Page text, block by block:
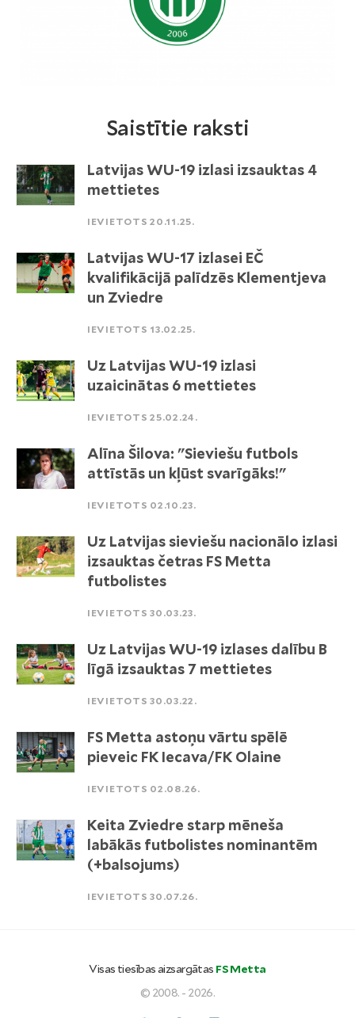
Saistītie raksti
Latvijas WU-19 izlasi izsauktas 4
mettietes
IEVIETOTS 20.11.25.
Latvijas WU-17 izlasei EČ
kvalifikācijā palīdzēs Klementjeva
un Zviedre
IEVIETOTS 13.02.25.
Uz Latvijas WU-19 izlasi
uzaicinātas 6 mettietes
IEVIETOTS 25.02.24.
Alīna Šilova: "Sieviešu futbols
attīstās un kļūst svarīgāks!"
IEVIETOTS 02.10.23.
Uz Latvijas sieviešu nacionālo izlasi
izsauktas četras FS Metta
futbolistes
IEVIETOTS 30.03.23.
Uz Latvijas WU-19 izlases dalību B
līgā izsauktas 7 mettietes
IEVIETOTS 30.03.22.
FS Metta astoņu vārtu spēlē
pieveic FK Iecava/FK Olaine
IEVIETOTS 02.08.26.
Keita Zviedre starp mēneša
labākās futbolistes nominantēm
(+balsojums)
IEVIETOTS 30.07.26.
Visas tiesības aizsargātas FS Metta
© 2008. - 2026.